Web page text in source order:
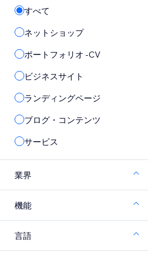
すべて
ネットショップ
ポートフォリオ -CV
ビジネスサイト
ランディングページ
ブログ・コンテンツ
サービス
業界
機能
言語